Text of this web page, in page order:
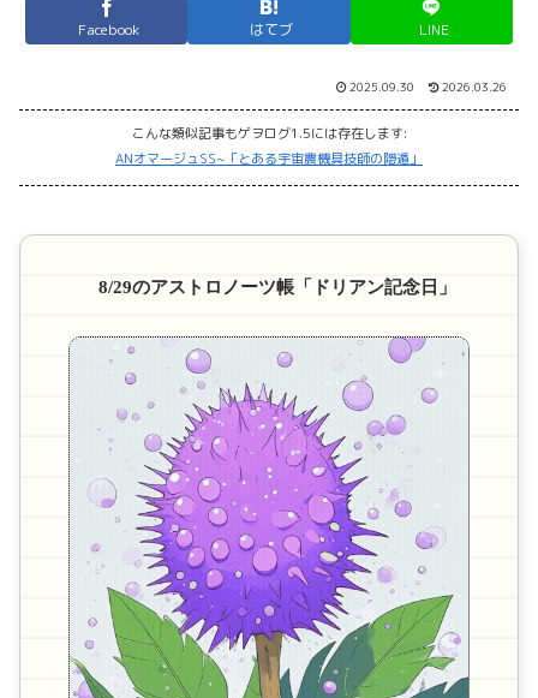
Facebook はてブ LINE
2025.09.30 2026.03.26
こんな類似記事もゲヲログ1.5には存在します:
ANオマージュSS~「とある宇宙農機具技師の隠遁」
8/29のアストロノーツ帳「ドリアン記念日」